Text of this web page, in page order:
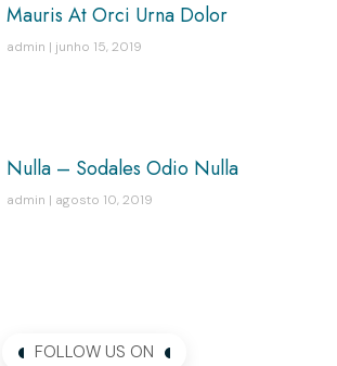
Mauris At Orci Urna Dolor
admin junho 15, 2019
Nulla – Sodales Odio Nulla
admin agosto 10, 2019
FOLLOW US ON